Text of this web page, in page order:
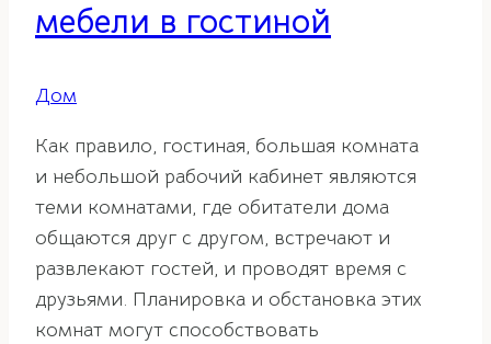
мебели в гостиной
Дом
Как правило, гостиная, большая комната
и небольшой рабочий кабинет являются
теми комнатами, где обитатели дома
общаются друг с другом, встречают и
развлекают гостей, и проводят время с
друзьями. Планировка и обстановка этих
комнат могут способствовать